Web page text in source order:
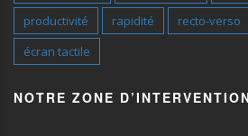
productivité
rapidité recto-verso
écran tactile
NOTRE ZONE